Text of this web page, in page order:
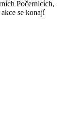
Počernicích,
se konají